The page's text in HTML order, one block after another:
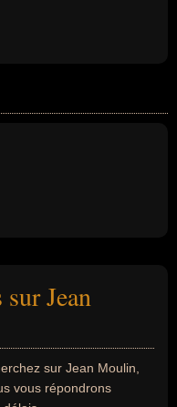
Jean
sur Jean Moulin,
vous répondrons